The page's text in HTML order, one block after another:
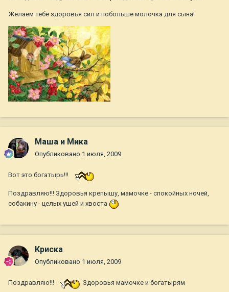
Желаем тебе здоровья сил и побольше молочка для сына!
Маша и Мика
Опубликовано 1 июля, 2009
Вот это богатырь!!!
Поздравляю!!! Здоровья крепышу, мамочке - спокойных ночей,
собакину - целых ушей и хвоста
Криска
Опубликовано 1 июля, 2009
Поздравляю!!! Здоровья мамочке и богатырям